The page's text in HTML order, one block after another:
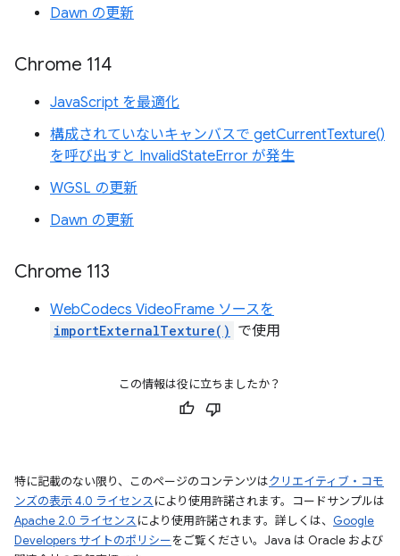
Dawn の更新
Chrome 114
JavaScript を最適化
構成されていないキャンバスで getCurrentTexture()
を呼び出すと InvalidStateError が発生
WGSL の更新
Dawn の更新
Chrome 113
WebCodecs VideoFrame ソースを
importExternalTexture() で使用
この情報は役に立ちましたか？
特に記載のない限り、このページのコンテンツはクリエイティブ・コモ
ンズの表示 4.0 ライセンスにより使用許諾されます。コードサンプルは
Apache 2.0 ライセンスにより使用許諾されます。詳しくは、 Google
Developers サイトのポリシーをご覧ください。Java は Oracle および